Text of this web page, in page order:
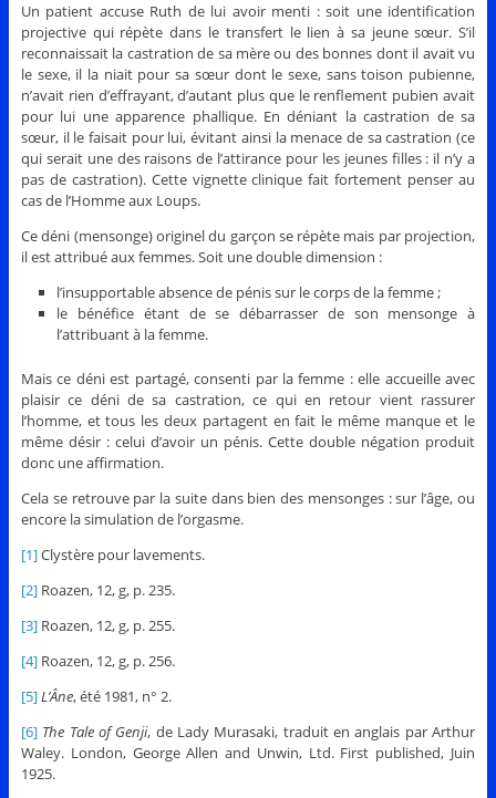
Un patient accuse Ruth de lui avoir menti : soit une identification
projective qui répète dans le transfert le lien à sa jeune sœur. S’il
reconnaissait la castration de sa mère ou des bonnes dont il avait vu
le sexe, il la niait pour sa sœur dont le sexe, sans toison pubienne,
n’avait rien d’effrayant, d’autant plus que le renflement pubien avait
pour lui une apparence phallique. En déniant la castration de sa
sœur, il le faisait pour lui, évitant ainsi la menace de sa castration (ce
qui serait une des raisons de l’attirance pour les jeunes filles : il n’y a
pas de castration). Cette vignette clinique fait fortement penser au
cas de l’Homme aux Loups.
Ce déni (mensonge) originel du garçon se répète mais par projection,
il est attribué aux femmes. Soit une double dimension :
l’insupportable absence de pénis sur le corps de la femme ;
le bénéfice étant de se débarrasser de son mensonge à
l’attribuant à la femme.
Mais ce déni est partagé, consenti par la femme : elle accueille avec
plaisir ce déni de sa castration, ce qui en retour vient rassurer
l’homme, et tous les deux partagent en fait le même manque et le
même désir : celui d’avoir un pénis. Cette double négation produit
donc une affirmation.
Cela se retrouve par la suite dans bien des mensonges : sur l’âge, ou
encore la simulation de l’orgasme.
[1]Clystère pour lavements.
[2]Roazen, 12, g, p. 235.
[3]Roazen, 12, g, p. 255.
[4]Roazen, 12, g, p. 256.
[5]L’Âne, été 1981, n° 2.
[6] The Tale of Genji, de Lady Murasaki, traduit en anglais par Arthur
Waley. London, George Allen and Unwin, Ltd. First published, Juin
1925.